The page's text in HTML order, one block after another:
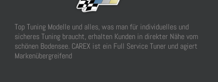
Top Tuning Modelle und alles, was man für individuelles und
sicheres Tuning braucht, erhalten Kunden in direkter Nähe vom
schönen Bodensee. CAREX ist ein Full Service Tuner und agiert
Markenübergreifend